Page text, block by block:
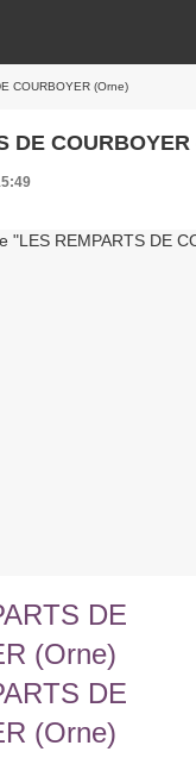
COURBOYER (Orne)
DE